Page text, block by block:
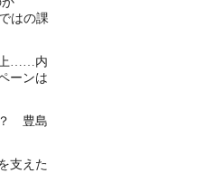
はの課
上……内
ーンは
？ 豊島
支えた